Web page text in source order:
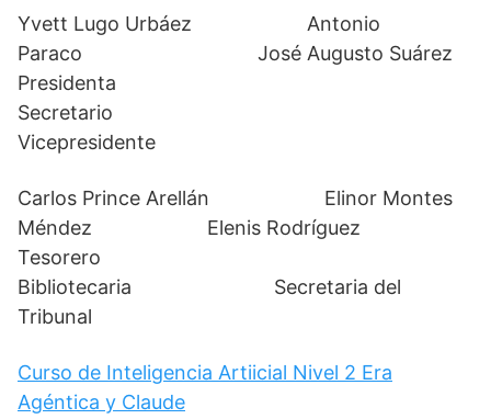
Yvett Lugo Urbáez Antonio
Paraco José Augusto Suárez
Presidenta
Secretario
Vicepresidente
Carlos Prince Arellán Elinor Montes
Méndez Elenis Rodríguez
Tesorero
Bibliotecaria Secretaria del
Tribunal
Curso de Inteligencia Artiicial Nivel 2 Era
Agéntica y Claude